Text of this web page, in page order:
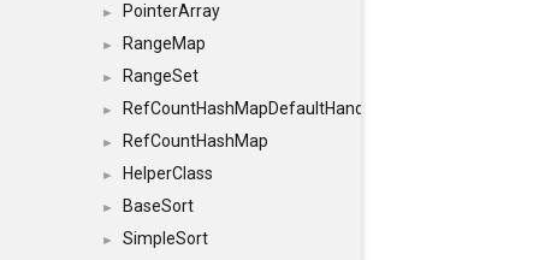
► PointerArray
► RangeMap
► RangeSet
► RefCountHashMapDefaultHandler
► RefCountHashMap
► HelperClass
► BaseSort
► SimpleSort